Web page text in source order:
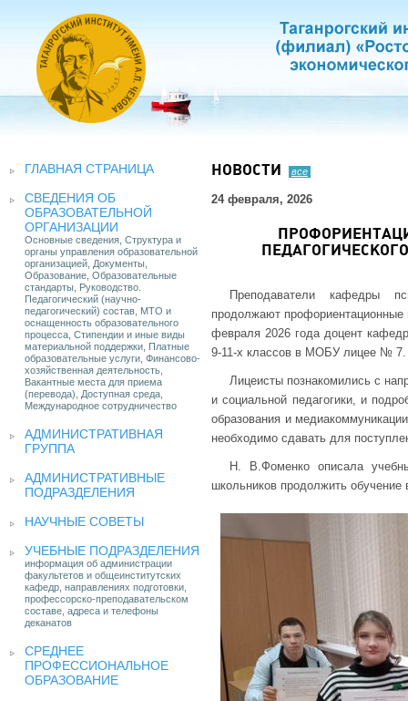
ГЛАВНАЯ СТРАНИЦА
СВЕДЕНИЯ ОБ
ОБРАЗОВАТЕЛЬНОЙ
ОРГАНИЗАЦИИ
Основные сведения, Структура и
органы управления образовательной
организацией, Документы,
Образование, Образовательные
стандарты, Руководство.
Педагогический (научно-
педагогический) состав, МТО и
оснащенность образовательного
процесса, Стипендии и иные виды
материальной поддержки, Платные
образовательные услуги, Финансово-
хозяйственная деятельность,
Вакантные места для приема
(перевода), Доступная среда,
Международное сотрудничество
АДМИНИСТРАТИВНАЯ
ГРУППА
АДМИНИСТРАТИВНЫЕ
ПОДРАЗДЕЛЕНИЯ
НАУЧНЫЕ СОВЕТЫ
УЧЕБНЫЕ ПОДРАЗДЕЛЕНИЯ
информация об администрации
факультетов и общеинститутских
кафедр, направлениях подготовки,
профессорско-преподавательском
составе, адреса и телефоны
деканатов
СРЕДНЕЕ
ПРОФЕССИОНАЛЬНОЕ
ОБРАЗОВАНИЕ
НОВОСТИ все
24 февраля, 2026
Преподаватели кафедры
продолжают профориентационные
февраля 2026 года доцент
9-11-х классов в МОБУ лицее № 7.
Лицеисты познакомились с
и социальной педагогики, и
образования и
необходимо сдавать для
Н. В.Фоменко описала
школьников продолжить